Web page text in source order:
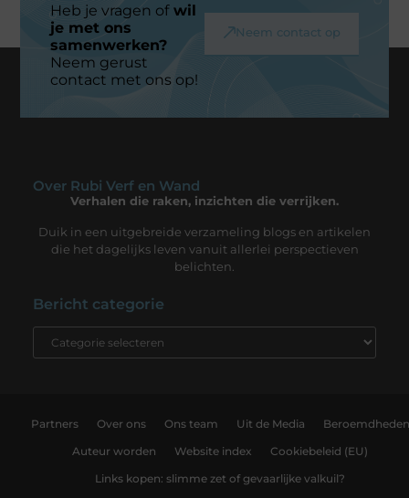
Heb je vragen ofwil
je met ons
samenwerken?
Neem gerust
contact met ons op!
Neem contact op
Over Rubi Verf en Wand
Verhalen die raken, inzichten die verrijken.
Duik in een uitgebreide verzameling blogs en artikelen
die het dagelijks leven vanuit allerlei perspectieven
belichten.
Bericht categorie
Partners Over ons Ons team Uit de Media Beroemdheden
Auteur worden Website index Cookiebeleid (EU)
Links kopen: slimme zet of gevaarlijke valkuil?